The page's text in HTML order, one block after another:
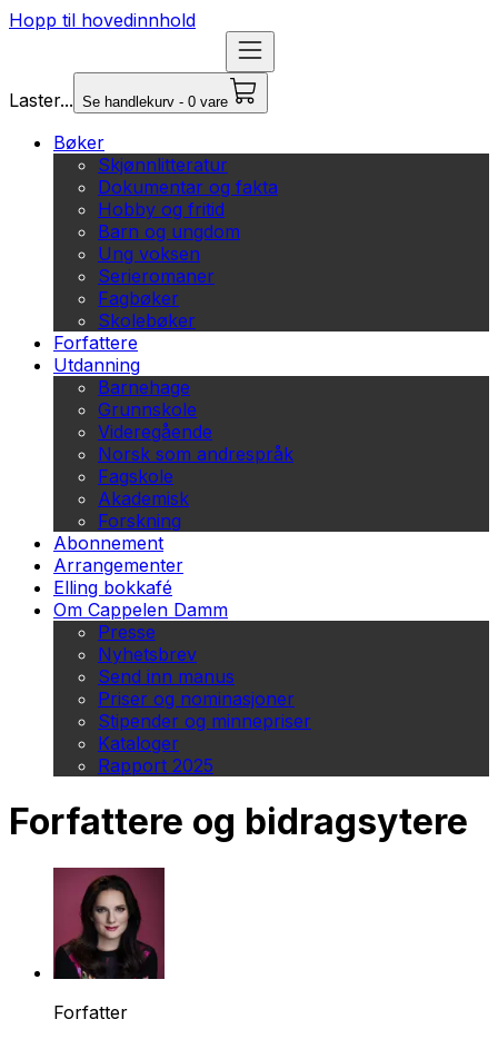
Hopp til hovedinnhold
Laster... Se handlekurv - 0 vare
Bøker
Skjønnlitteratur
Dokumentar og fakta
Hobby og fritid
Barn og ungdom
Ung voksen
Serieromaner
Fagbøker
Skolebøker
Forfattere
Utdanning
Barnehage
Grunnskole
Videregående
Norsk som andrespråk
Fagskole
Akademisk
Forskning
Abonnement
Arrangementer
Elling bokkafé
Om Cappelen Damm
Presse
Nyhetsbrev
Send inn manus
Priser og nominasjoner
Stipender og minnepriser
Kataloger
Rapport 2025
Forfattere og bidragsytere
Forfatter